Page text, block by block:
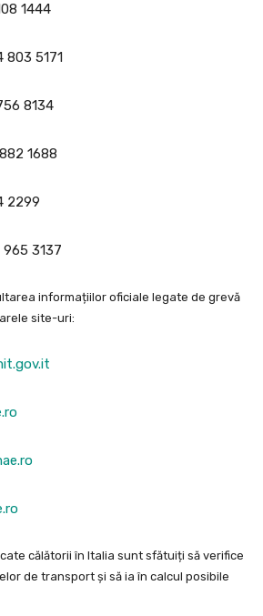
1444
803 5171
8134
1688
2299
3137
informațiilor oficiale legate de grevă
site-uri:
călătorii în Italia sunt sfătuiți să verifice
de transport și să ia în calcul posibile